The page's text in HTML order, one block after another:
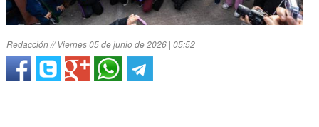
Redacción // Viernes 05 de junio de 2026 | 05:52